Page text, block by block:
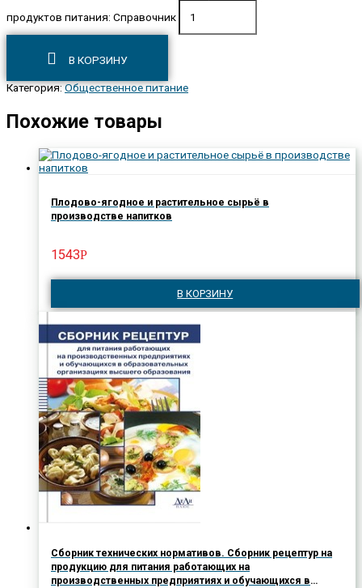
продуктов питания: Справочник
В КОРЗИНУ
Категория:Общественное питание
Похожие товары
Плодово-ягодное и растительное сырьё в
производстве напитков
1543Р
В КОРЗИНУ
Сборник технических нормативов. Сборник рецептур на
продукцию для питания работающих на
производственных предприятиях и обучающихся в